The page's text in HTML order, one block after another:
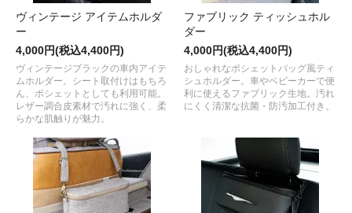
ヴィンテージ アイテムホルダ
ー
4,000円(税込4,400円)
ヴィンテージブラックの車内アイテ
ムホルダー。シート取付けはもちろ
ん、ポシェットとしても利用可能。
レザー調合皮素材で汚れに強く、柔
らかな肌触りが魅力。
ファブリック ティッシュホル
ダー
4,000円(税込4,400円)
おしゃれなポシェットバッグ風ティ
シュホルダー。車やベビーカーで便
利に使えるファブリック生地。汚れ
にくく清潔な抗菌・防汚加工付き。